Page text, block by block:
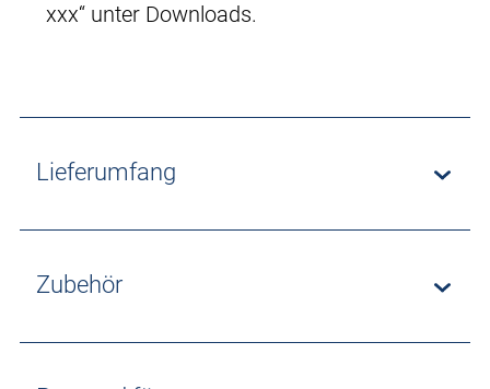
xxx“ unter Downloads.
Lieferumfang
Zubehör